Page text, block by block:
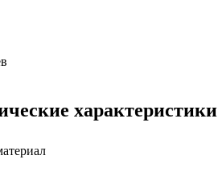
характеристики